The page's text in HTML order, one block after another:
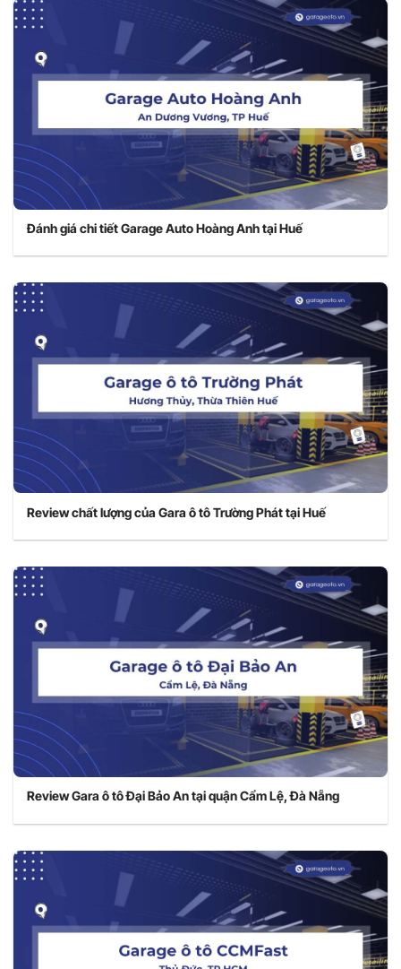
Đánh giá chi tiết Garage Auto Hoàng Anh tại Huế
Review chất lượng của Gara ô tô Trường Phát tại Huế
Review Gara ô tô Đại Bảo An tại quận Cẩm Lệ, Đà Nẵng